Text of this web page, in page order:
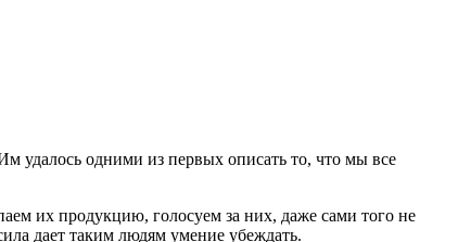
удалось одними из первых описать то, что мы все
их продукцию, голосуем за них, даже сами того не
дает таким людям умение убеждать.